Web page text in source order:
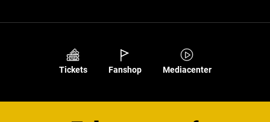
Tickets Fanshop Mediacenter